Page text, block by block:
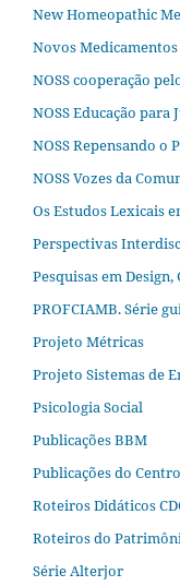
New Homeopathic
Novos
NOSS cooperação
NOSS Educação para
NOSS Repensando o
NOSS Vozes da
Os Estudos Lexicais
Perspectivas
Pesquisas em
PROFCIAMB. Série
Projeto Métricas
Projeto Sistemas de
Psicologia Social
Publicações BBM
Publicações do
Roteiros Didáticos
Roteiros do
Série Alterjor